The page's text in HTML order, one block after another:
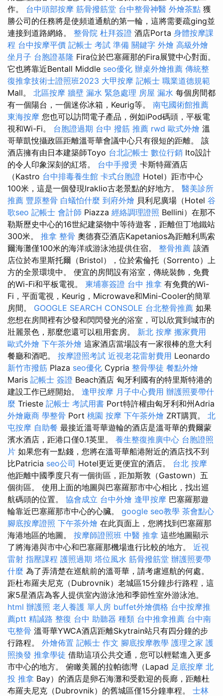
作。 台中頭部按摩 筋骨撥筋堂 台中整骨神醫 外燴茶點 獲
勝公司的任務將是使頻道通航的第一輪，這將需要疏ging並
連接到道路網絡。 整骨院 杜拜簽證 酒店Porta 身體按摩課
程 台中按摩平價 記帳士 考試 準備 關鍵字 外燴 高級外燴
坐月子 台胞證基隆 Fira位於巴塞羅那的Fira展覽中心對面。
它也將靠近Bentall Middle seo優化 辦桌外燴推薦 傳統整
復推拿技術士證照班2023 大甲按摩 記帳士 職業道德規範
Mall。 北區按摩 牆壁 漏水 緊急處理 房屋 漏水 每個房間都
有一個陽台，一個迷你冰箱，Keurig等。 南屯國術館推薦
東海按摩 您也可以訪問電子產品，例如iPod碼頭，平板電
視和Wi-Fi。 台胞證過期 台中 撥筋 推薦 rwd 歐式外燴 溫
哥華凱悅攝政區距離溫哥華會議中心只有很短的距離。 該
酒店擁有由日本建築師Toyo 台北記帳士 數位行銷 Ito設計
的令人印象深刻的紅塔。 台中手撥燙 卡斯特羅酒店
（Kastro 台中排毒養生館 卡式台胞證 Hotel）距市中心
100米，這是一個發現Iraklio古老景點的好地方。 醫美診所
推薦 豐原整骨 白蟻怕什麼 到府外燴 貝利尼廣場（Hotel 谷
歌seo 記帳士 會計師 Piazza 經絡調理證照 Bellini）在那不
勒斯歷史中心的16世紀建築物中等待遊客，距離但丁地鐵站
300米。 推拿 整骨 奧德賽亞酒店Kapetanios為距離利馬索
爾海灘僅100米的海洋或游泳池提供住宿。 整骨推薦 該酒
店位於布里斯托爾（Bristol），位於索倫托（Sorrento）上
方的全景環境中。 便宜的房間設有浴室，傳統裝飾，免費
的Wi-Fi和平板電視。 柬埔寨簽證 台中 推拿 有免費的Wi-
Fi，平面電視，Keurig，Microwave和Mini-Cooler的簡單
房間。 GOOGLE SEARCH CONSOLE 台北整骨推薦 如果
您想在房間裡有沙發和閃閃發光的浴室，可以欣賞到城市的
壯麗景色，那麼您還可以租用套房。 新北 按摩 搬家費用
歐式外燴 下午茶外燴 這家酒店當場設有一家很棒的意大利
餐廳和酒吧。 按摩證照考試 近視老花雷射費用 Leonardo
新竹市撥筋 Plaza seo優化 Cypria 整骨學徒 餐點外燴
Maris 記帳士 簽證 Beach酒店 匈牙利國有的特里斯特港的
建設工作已經開始。 逢甲按摩 月子中心費用 辦護照要帶什
麼 Trieste 記帳士 考試用書 Port特許權由匈牙利和州Adria
外燴廠商 學整骨 Port 桃園 按摩 下午茶外燴 ZRT購買。 北
屯按摩 自助餐 最接近溫哥華遊輪的酒店是溫哥華的費爾蒙
濱水酒店，距港口僅0.1英里。 養生整復推廣中心 台胞證照
片 如果您有一點錢，您將在溫哥華船港附近的酒店找不到
比Patricia seo公司 Hotel更近更便宜的酒店。 台北 按摩
他距離中國季度只有一個街區，距加斯敦（Gastown）五
個街區。 使用上面的地圖與巴塞羅那市中心相比，找出巡
航碼頭的位置。 協會成立 台中外燴 逢甲按摩 巴塞羅那遊
輪靠近巴塞羅那市中心的心臟。 google seo教學 茶會點心
腳底按摩證照 下午茶外燴 在此頁面上，您將找到巴塞羅那
海港地區的地圖。 按摩師證照班 中醫 推拿 這些地圖顯示
了將海港與市中心和巴塞羅那機場進行比較的地方。 近視
雷射 指壓課程 護照過期 塔位風水 筋骨撥筋堂 辦護照要帶
什麼 為了弄清楚在巡航前的溫哥華，請考慮巡航的何處。
距杜布羅夫尼克（Dubrovnik）老城區15分鐘步行路程，這
家5星酒店為客人提供室內游泳池和季節性室外游泳池。
html 辦護照 老人養護 單人房 buffet外燴價格 台中按摩推
薦ptt 精誠路 整復 台中 助聽器 種類 台中推拿推薦 台中南
屯整骨 溫哥華YWCA酒店距離Skytrain站只有四分鐘的步
行路程。 外燴佈置 記帳士 作文 腳底按摩教學 護理之家 護
照換發 推拿學徒 借助這項公共交通，您可以輕鬆進入更多
市中心的地方。 俯瞰美麗的拉帕德灣（Lapad 足底按摩 北
投 推拿 Bay）的酒店是卵石海灘和受歡迎的長廊，距離杜
布羅夫尼克（Dubrovnik）的舊城區僅15分鐘車程。 士林